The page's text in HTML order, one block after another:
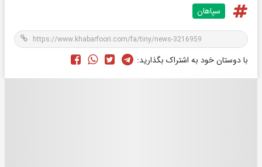
سپاهان
با دوستان خود به اشتراک بگذارید: